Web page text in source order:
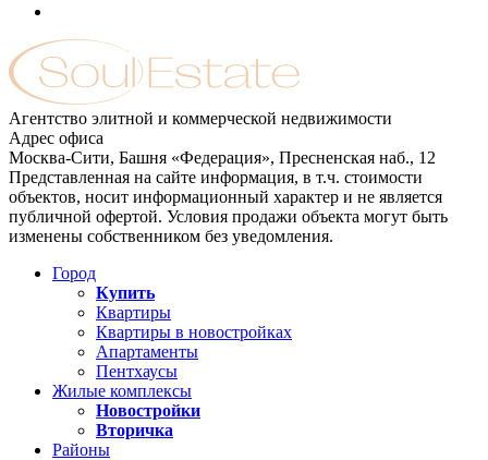
Агентство элитной и коммерческой недвижимости
Адрес офиса
Москва-Сити, Башня «Федерация», Пресненская наб., 12
Представленная на сайте информация, в т.ч. стоимости
объектов, носит информационный характер и не является
публичной офертой. Условия продажи объекта могут быть
изменены собственником без уведомления.
Город
Купить
Квартиры
Квартиры в новостройках
Апартаменты
Пентхаусы
Жилые комплексы
Новостройки
Вторичка
Районы